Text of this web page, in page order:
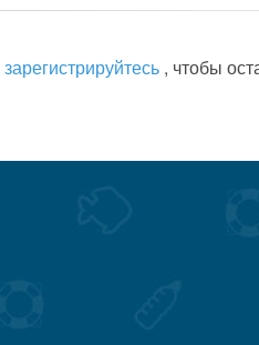
зарегистрируйтесь , чтобы